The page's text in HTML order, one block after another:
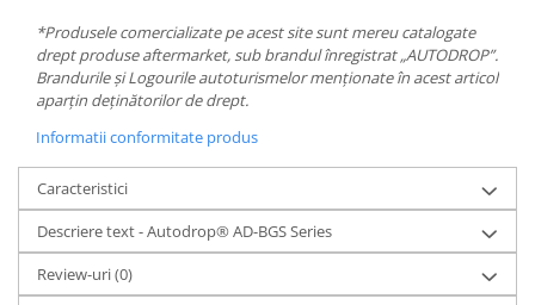
*Produsele comercializate pe acest site sunt mereu catalogate
drept produse aftermarket, sub brandul înregistrat „AUTODROP”.
Brandurile și Logourile autoturismelor menționate în acest articol
aparțin deținătorilor de drept.
Informatii conformitate produs
Caracteristici
Descriere text - Autodrop® AD-BGS Series
Review-uri(0)